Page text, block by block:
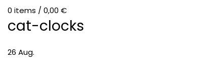
0 items / 0,00 €
cat-clocks
26 Aug.